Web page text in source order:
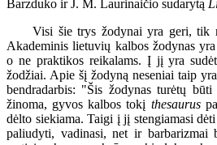
Barzduko ir J. M. Laurinaičio sudarytą
Visi šie trys žodynai yra geri, tik
Akademinis lietuvių kalbos žodynas
o ne praktikos reikalams. Į jį yra
žodžiai. Apie šį žodyną neseniai taip
bendradarbis: "Šis žodynas turėtų būti
žinoma, gyvos kalbos tokį thesaurus
dėlto siekiama. Taigi į jį stengiamasi
paliudyti, vadinasi, net ir barbarizmai